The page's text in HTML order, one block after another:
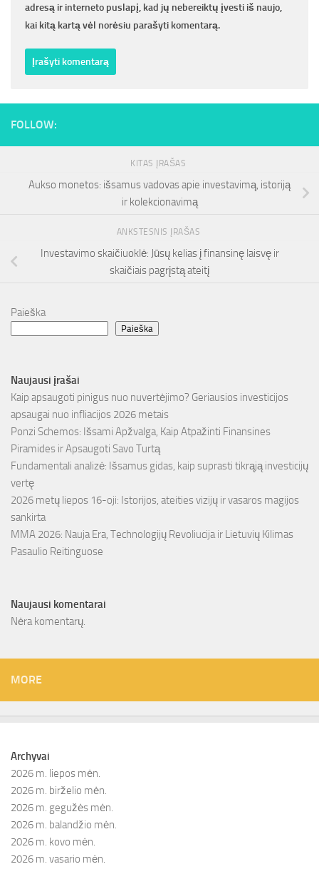
adresą ir interneto puslapį, kad jų nebereiktų įvesti iš naujo,
kai kitą kartą vėl norėsiu parašyti komentarą.
FOLLOW:
KITAS ĮRAŠAS
Aukso monetos: išsamus vadovas apie investavimą, istoriją
ir kolekcionavimą
ANKSTESNIS ĮRAŠAS
Investavimo skaičiuoklė: Jūsų kelias į finansinę laisvę ir
skaičiais pagrįstą ateitį
Paieška
Paieška
Naujausi įrašai
Kaip apsaugoti pinigus nuo nuvertėjimo? Geriausios investicijos
apsaugai nuo infliacijos 2026 metais
Ponzi Schemos: Išsami Apžvalga, Kaip Atpažinti Finansines
Piramides ir Apsaugoti Savo Turtą
Fundamentali analizė: Išsamus gidas, kaip suprasti tikrąją investicijų
vertę
2026 metų liepos 16-oji: Istorijos, ateities vizijų ir vasaros magijos
sankirta
MMA 2026: Nauja Era, Technologijų Revoliucija ir Lietuvių Kilimas
Pasaulio Reitinguose
Naujausi komentarai
Nėra komentarų.
MORE
Archyvai
2026 m. liepos mėn.
2026 m. birželio mėn.
2026 m. gegužės mėn.
2026 m. balandžio mėn.
2026 m. kovo mėn.
2026 m. vasario mėn.